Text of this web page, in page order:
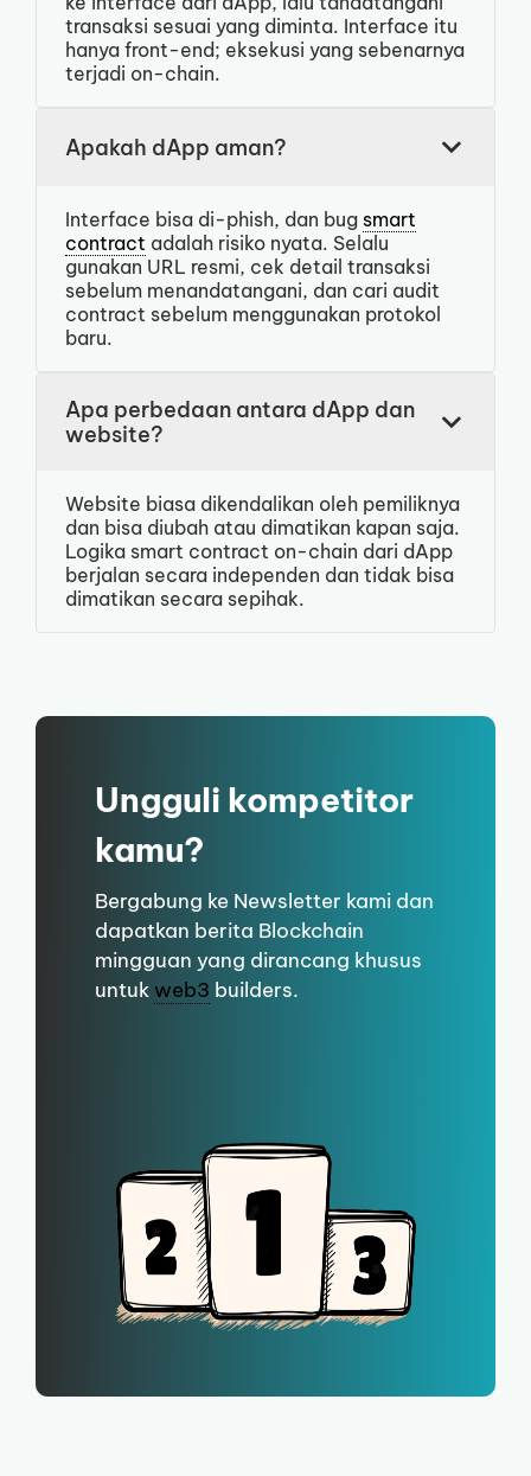
transaksi sesuai yang diminta. Interface itu
hanya front-end; eksekusi yang sebenarnya
terjadi on-chain.
Apakah dApp aman?
Interface bisa di-phish, dan bug smart
contract adalah risiko nyata. Selalu
gunakan URL resmi, cek detail transaksi
sebelum menandatangani, dan cari audit
contract sebelum menggunakan protokol
baru.
Apa perbedaan antara dApp dan
website?
Website biasa dikendalikan oleh pemiliknya
dan bisa diubah atau dimatikan kapan saja.
Logika smart contract on-chain dari dApp
berjalan secara independen dan tidak bisa
dimatikan secara sepihak.
Ungguli kompetitor
kamu?
Bergabung ke Newsletter kami dan
dapatkan berita Blockchain
mingguan yang dirancang khusus
untuk web3 builders.